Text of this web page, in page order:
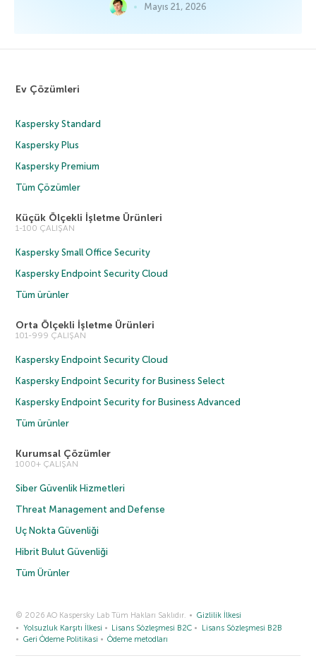
Mayıs 21, 2026
Ev Çözümleri
Kaspersky Standard
Kaspersky Plus
Kaspersky Premium
Tüm Çözümler
Küçük Ölçekli İşletme Ürünleri
1-100 ÇALIŞAN
Kaspersky Small Office Security
Kaspersky Endpoint Security Cloud
Tüm ürünler
Orta Ölçekli İşletme Ürünleri
101-999 ÇALIŞAN
Kaspersky Endpoint Security Cloud
Kaspersky Endpoint Security for Business Select
Kaspersky Endpoint Security for Business Advanced
Tüm ürünler
Kurumsal Çözümler
1000+ ÇALIŞAN
Siber Güvenlik Hizmetleri
Threat Management and Defense
Uç Nokta Güvenliği
Hibrit Bulut Güvenliği
Tüm Ürünler
© 2026 AO Kaspersky Lab Tüm Hakları Saklıdır.
Gizlilik İlkesi
Yolsuzluk Karşıtı İlkesi
Lisans Sözleşmesi B2C
Lisans Sözleşmesi B2B
Geri Ödeme Politikasi
Ödeme metodları